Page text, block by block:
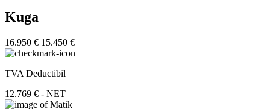
Kuga
16.950 € 15.450 €
TVA Deductibil
12.769 € - NET